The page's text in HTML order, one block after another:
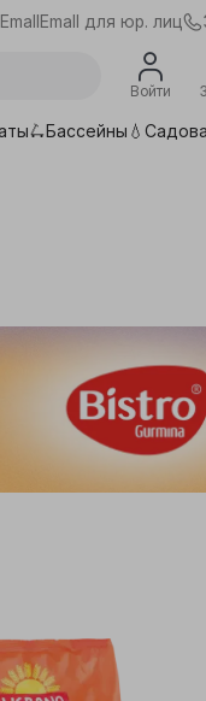
Emall для юр. лиц
Войти
Бассейны💧